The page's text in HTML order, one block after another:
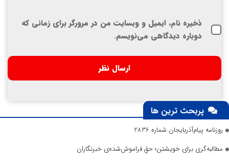
ذخیره نام، ایمیل و وبسایت من در مرورگر برای زمانی که
دوباره دیدگاهی می‌نویسم.
پربحث ترین ها
روزنامه پیام‌آذربایجان شماره 2836
مطالبه‌گری برای خویشتن؛ حقِ فراموش‌شده‌ی خبرنگاران